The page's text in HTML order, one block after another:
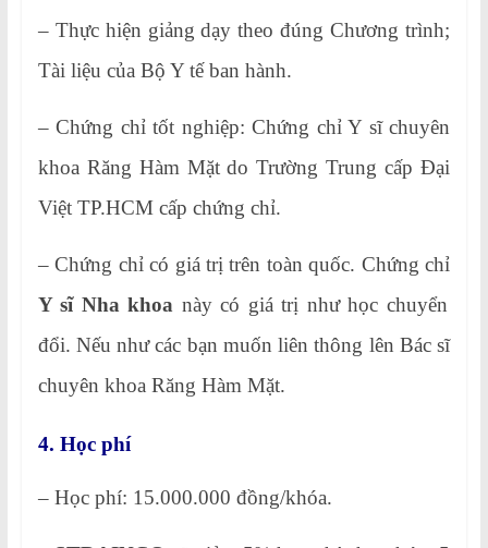
– Thực hiện giảng dạy theo đúng Chương trình;
Tài liệu của Bộ Y tế ban hành.
– Chứng chỉ tốt nghiệp: Chứng chỉ Y sĩ chuyên
khoa Răng Hàm Mặt do Trường Trung cấp Đại
Việt TP.HCM cấp chứng chỉ.
– Chứng chỉ có giá trị trên toàn quốc. Chứng chỉ
Y sĩ Nha khoa này có giá trị như học chuyển
đổi. Nếu như các bạn muốn liên thông lên Bác sĩ
chuyên khoa Răng Hàm Mặt.
4. Học phí
– Học phí: 15.000.000 đồng/khóa.